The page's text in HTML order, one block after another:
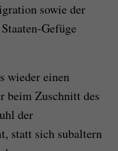
sowie der
Gefüge
wieder einen
beim Zuschnitt des
der
statt sich subaltern